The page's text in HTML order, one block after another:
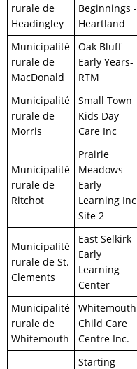
rurale de
Headingley
Beginnings -
Heartland
Municipalité
rurale de
MacDonald
Oak Bluff
Early Years-
RTM
Municipalité
rurale de
Morris
Small Town
Kids Day
Care Inc
Municipalité
rurale de
Ritchot
Prairie
Meadows
Early
Learning Inc
Site 2
Municipalité
rurale de St.
Clements
East Selkirk
Early
Learning
Center
Municipalité
rurale de
Whitemouth
Whitemouth
Child Care
Centre Inc.
Starting